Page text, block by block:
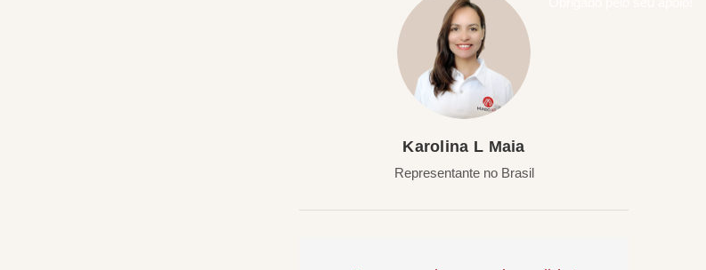
Karolina L Maia
Representante no Brasil